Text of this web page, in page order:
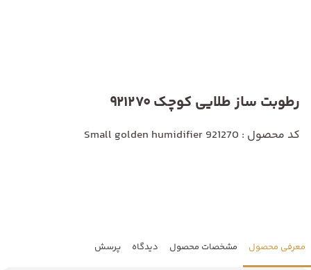
رطوبت ساز طلایی کوچک 921270
کد محصول : Small golden humidifier 921270
معرفی محصول مشخصات محصول دیدگاه پرسش